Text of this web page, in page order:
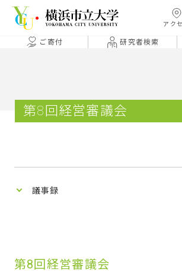
本文へ移動
アク
ご寄付 研究者検索
第8回経営審議会
議事録
第8回経営審議会